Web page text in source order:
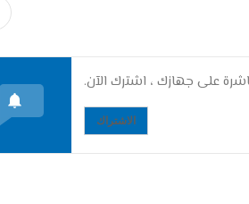
على جهازك ، اشترك الآن.
الاشتراك